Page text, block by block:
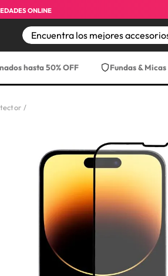
ONLINE
hasta 50% OFF Fundas & Micas
1
iphone 17 pro max
5.
17 pro max
iphone 17 pro
7.
funda iphone 17
8.
funda iphone 17 pro max
9
10